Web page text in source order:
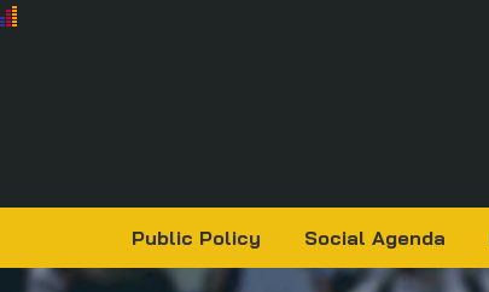
Public Policy Social Agenda